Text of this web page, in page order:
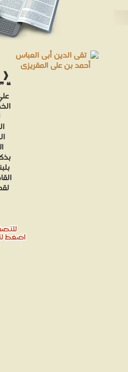
❰
❝